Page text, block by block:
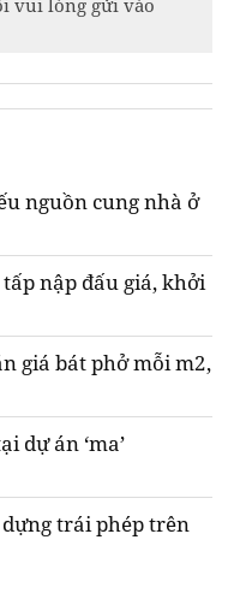
vui lòng gửi vào
nguồn cung nhà ở
nập đấu giá, khởi
giá bát phở mỗi m2,
dự án ‘ma’
trái phép trên